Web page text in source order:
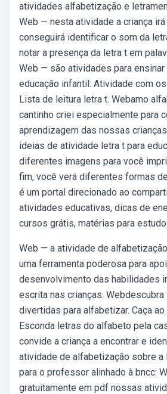
atividades alfabetização e
Web — nesta atividade a criança
conseguirá identificar o som da
notar a presença da letra t em
Web — são atividades para ensinar
educação infantil: Atividade com
Lista de leitura letra t. Webamo
cantinho criei especialmente para
aprendizagem das nossas
ideias de atividade letra t para
diferentes imagens para você
fim, você verá diferentes formas
é um portal direcionado ao
atividades educativas, dicas de
cursos grátis, matérias para estudo.
Web — a atividade de
uma ferramenta poderosa para
desenvolvimento das habilidades
escrita nas crianças.
divertidas para alfabetizar. Caça
Esconda letras do alfabeto pela
convide a criança a encontrar e
atividade de alfabetização sobre a
para o professor alinhado à bncc:
gratuitamente em pdf nossas